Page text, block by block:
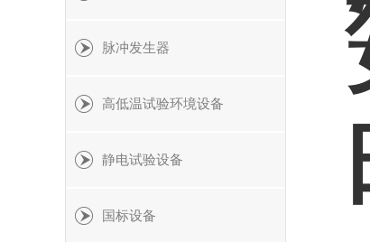
脉冲发生器
高低温试验环境设备
静电试验设备
国标设备